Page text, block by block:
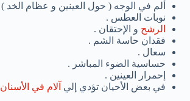
ألم في الوجه ( حول العينين و عظام الخد )
نوبات العطس .
الرشح و الإحتقان .
فقدان حاسة الشم .
سعال .
حساسية الضوء المباشر .
إحمرار العينين .
في بعض الأحيان تؤدي إلي آلام في الأسنان